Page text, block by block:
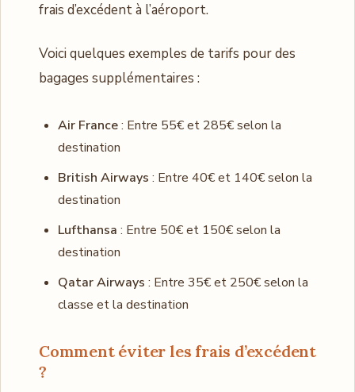
frais d’excédent à l’aéroport.
Voici quelques exemples de tarifs pour des
bagages supplémentaires :
Air France: Entre 55€ et 285€ selon la
destination
British Airways : Entre 40€ et 140€ selon la
destination
Lufthansa : Entre 50€ et 150€ selon la
destination
Qatar Airways : Entre 35€ et 250€ selon la
classe et la destination
Comment éviter les frais d’excédent
?